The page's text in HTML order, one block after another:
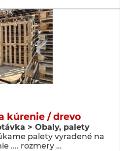
kúrenie / drevo
> Obaly, palety
palety vyradené na
.... rozmery …